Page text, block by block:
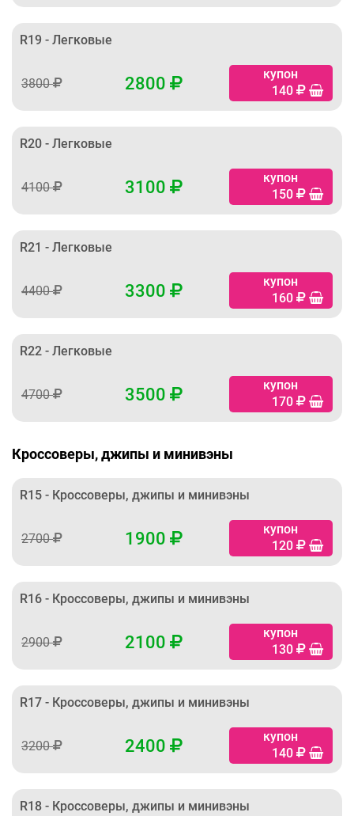
R19 - Легковые
3800 2800
купон
140
R20 - Легковые
4100 3100
купон
150
R21 - Легковые
4400 3300
купон
160
R22 - Легковые
4700 3500
купон
170
Кроссоверы, джипы и минивэны
R15 - Кроссоверы, джипы и минивэны
2700 1900
купон
120
R16 - Кроссоверы, джипы и минивэны
2900 2100
купон
130
R17 - Кроссоверы, джипы и минивэны
3200 2400
купон
140
R18 - Кроссоверы, джипы и минивэны